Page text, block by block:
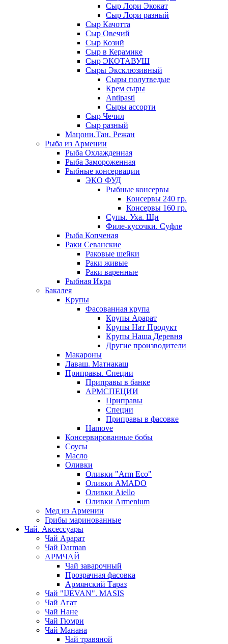
Сыр Лори Экокат
Сыр Лори разный
Сыр Качотта
Сыр Овечий
Сыр Козий
Сыр в Керамике
Сыр ЭКОТАВУШ
Сыры Эксклюзивный
Сыры полутведые
Крем сыры
Antipasti
Сыры ассорти
Сыр Чечил
Сыр разный
Мацони.Тан. Режан
Рыба из Армении
Рыба Охлажденная
Рыба Замороженная
Рыбные консервации
ЭКО ФУД
Рыбные консервы
Консервы 240 гр.
Консервы 160 гр.
Супы. Уха. Щи
Филе-кусочки. Суфле
Рыба Копченая
Раки Севанские
Раковые шейки
Раки живые
Раки варенные
Рыбная Икра
Бакалея
Крупы
Фасованная крупа
Крупы Арарат
Крупы Нат Продукт
Крупы Наша Деревня
Другие производители
Макароны
Лаваш. Матнакаш
Приправы. Специи
Приправы в банке
АРМСПЕЦИИ
Приправы
Специи
Приправы в фасовке
Hamove
Консервированные бобы
Соусы
Масло
Оливки
Оливки "Arm Eco"
Оливки AMADO
Оливки Aiello
Оливки Armenium
Мед из Армении
Грибы маринованные
Чай. Аксессуары
Чай Арарат
Чай Darman
АРМЧАЙ
Чай заварочный
Прозрачная фасовка
Армянский Тараз
Чай "IJEVAN". MASIS
Чай Агат
Чай Нане
Чай Гюмри
Чай Манана
Чай травяной